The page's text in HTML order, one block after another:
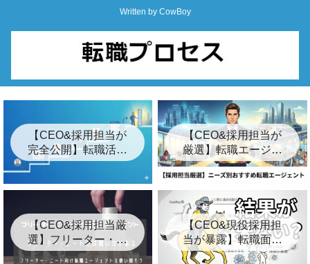
Written by CowBoy
【CEO&採用担当が
完全公開】転職活動
の始め方ロードマッ
順」
【CEO&採用担当が
厳選】転職エージェ
ントおすすめ24選&
裏事情【2026年最
【CEO&採用担当厳
選】フリーター・ニ
ート向けおすすめ転
【CEO&現役採用担
当が暴露】転職面接
の結果が遅い3つの裏